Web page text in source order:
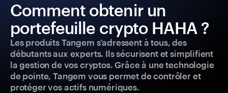
Comment obtenir un
portefeuille crypto HAHA ?
Les produits Tangem s’adressent à tous, des
débutants aux experts. Ils sécurisent et simplifient
la gestion de vos cryptos. Grâce à une technologie
de pointe, Tangem vous permet de contrôler et
protéger vos actifs numériques.